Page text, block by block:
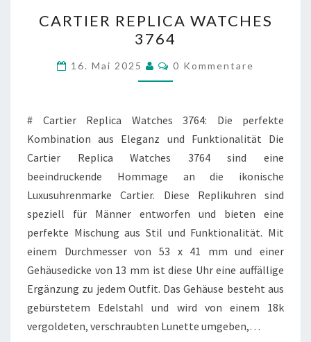
REPLICA
WATCHES
3764
CARTIER REPLICA WATCHES
3764
16. Mai 2025 Kommentare
0 Kommentare
# Cartier Replica Watches 3764: Die perfekte
Kombination aus Eleganz und Funktionalität Die
Cartier Replica Watches 3764 sind eine
beeindruckende Hommage an die ikonische
Luxusuhrenmarke Cartier. Diese Replikuhren sind
speziell für Männer entworfen und bieten eine
perfekte Mischung aus Stil und Funktionalität. Mit
einem Durchmesser von 53 x 41 mm und einer
Gehäusedicke von 13 mm ist diese Uhr eine auffällige
Ergänzung zu jedem Outfit. Das Gehäuse besteht aus
gebürstetem Edelstahl und wird von einem 18k
vergoldeten, verschraubten Lunette umgeben,…